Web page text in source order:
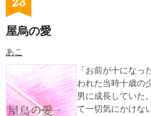
屋烏の愛
あこ
「お前が十にな
われた当時十歳の
男に成長していた
て一切気にかけな